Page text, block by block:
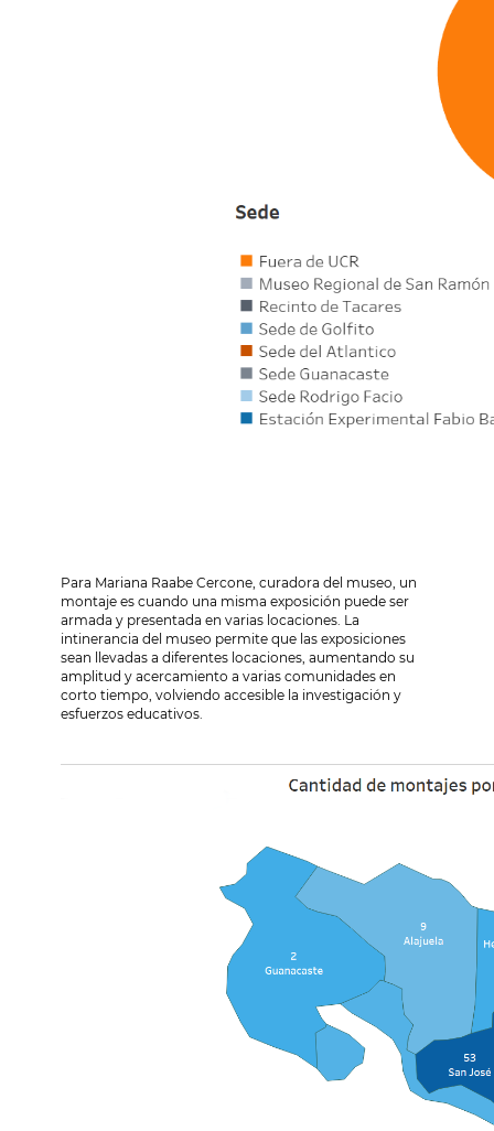
Para Mariana Raabe Cercone, curadora del museo, un
montaje es cuando una misma exposición puede ser
armada y presentada en varias locaciones. La
intinerancia del museo permite que las exposiciones
sean llevadas a diferentes locaciones, aumentando su
amplitud y acercamiento a varias comunidades en
corto tiempo, volviendo accesible la investigación y
esfuerzos educativos.